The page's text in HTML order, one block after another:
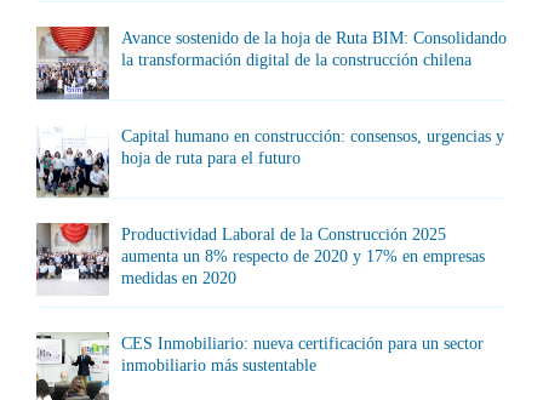
Avance sostenido de la hoja de Ruta BIM: Consolidando
la transformación digital de la construcción chilena
Capital humano en construcción: consensos, urgencias y
hoja de ruta para el futuro
Productividad Laboral de la Construcción 2025
aumenta un 8% respecto de 2020 y 17% en empresas
medidas en 2020
CES Inmobiliario: nueva certificación para un sector
inmobiliario más sustentable